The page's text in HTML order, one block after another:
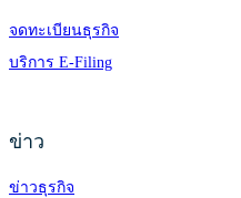
จดทะเบียนธุรกิจ
บริการ E-Filing
ข่าว
ข่าวธุรกิจ